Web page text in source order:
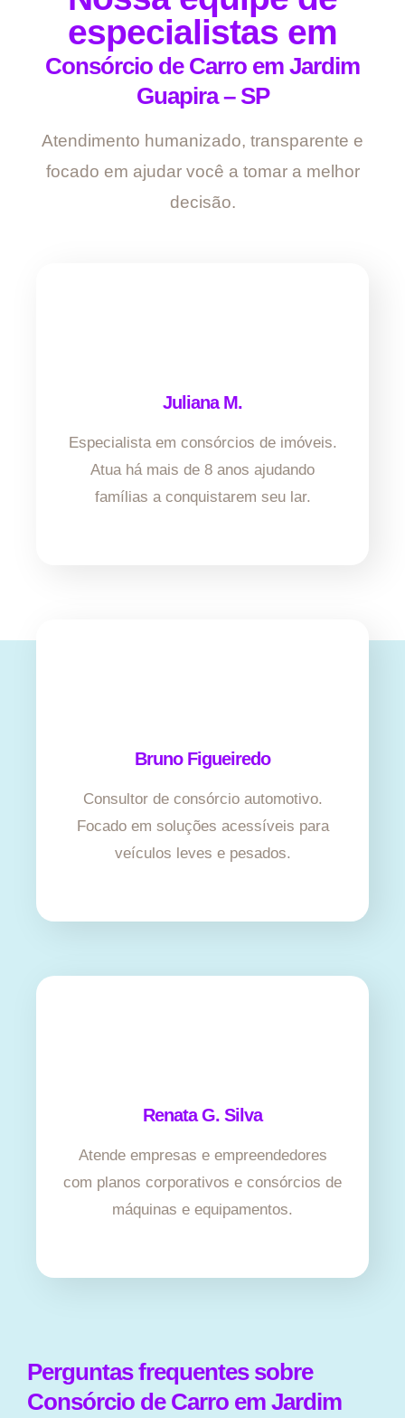
especialistas em
Consórcio de Carro em Jardim
Guapira – SP
Atendimento humanizado, transparente e
focado em ajudar você a tomar a melhor
decisão.
Juliana M.
Especialista em consórcios de imóveis.
Atua há mais de 8 anos ajudando
famílias a conquistarem seu lar.
Bruno Figueiredo
Consultor de consórcio automotivo.
Focado em soluções acessíveis para
veículos leves e pesados.
Renata G. Silva
Atende empresas e empreendedores
com planos corporativos e consórcios de
máquinas e equipamentos.
Perguntas frequentes sobre
Consórcio de Carro em Jardim